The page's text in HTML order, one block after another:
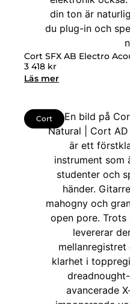
Cort SFX AB Electro
3 418 kr
Läs mer
Cort